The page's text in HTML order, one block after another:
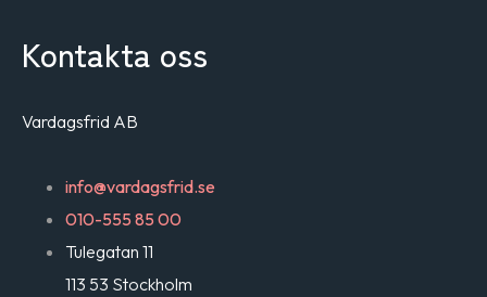
Kontakta oss
Vardagsfrid AB
info@vardagsfrid.se
010-555 85 00
Tulegatan 11
113 53 Stockholm